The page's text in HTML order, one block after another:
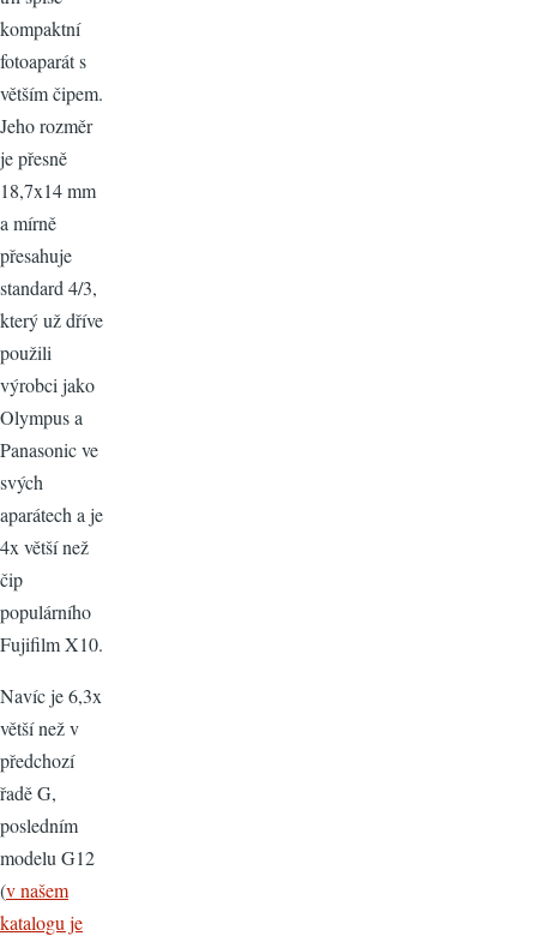
kompaktní
fotoaparát s
větším čipem.
Jeho rozměr
je přesně
18,7x14 mm
a mírně
přesahuje
standard 4/3,
který už dříve
použili
výrobci jako
Olympus a
Panasonic ve
svých
aparátech a je
4x větší než
čip
populárního
Fujifilm X10.
Navíc je 6,3x
větší než v
předchozí
řadě G,
posledním
modelu G12
(v našem
katalogu je